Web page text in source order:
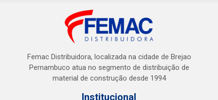
Femac Distribuidora, localizada na cidade de Brejao
Pernambuco atua no segmento de distribuição de
material de construção desde 1994
Institucional